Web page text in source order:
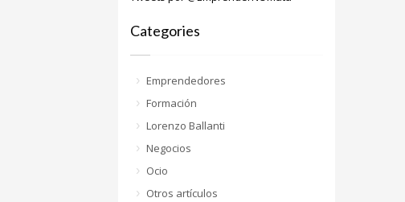
Categories
Emprendedores
Formación
Lorenzo Ballanti
Negocios
Ocio
Otros artículos